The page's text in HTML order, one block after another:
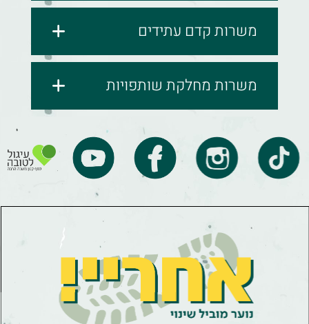
משרות קדם עתידים
משרות מחלקת שותפויות